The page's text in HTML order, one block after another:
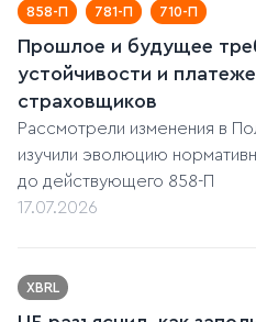
858-П 781-П 710-П
Прошлое и будущее
устойчивости и
страховщиков
Рассмотрели изменения в
изучили эволюцию
до действующего 858-П
17.07.2026
XBRL